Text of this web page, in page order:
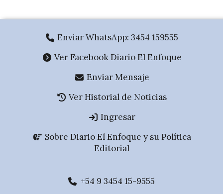
Enviar WhatsApp: 3454 159555
Ver Facebook Diario El Enfoque
Enviar Mensaje
Ver Historial de Noticias
Ingresar
Sobre Diario El Enfoque y su Política
Editorial
+54 9 3454 15-9555